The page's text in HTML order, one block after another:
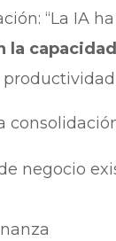
“La IA
negocio